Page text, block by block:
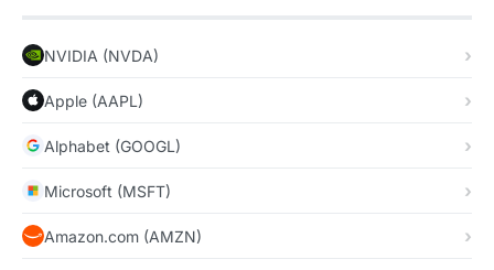
NVIDIA (NVDA)
Apple (AAPL)
Alphabet (GOOGL)
Microsoft (MSFT)
Amazon.com (AMZN)